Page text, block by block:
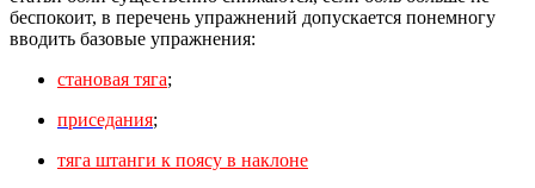
беспокоит, в перечень упражнений допускается понемногу
вводить базовые упражнения:
становая тяга;
приседания;
тяга штанги к поясу в наклоне